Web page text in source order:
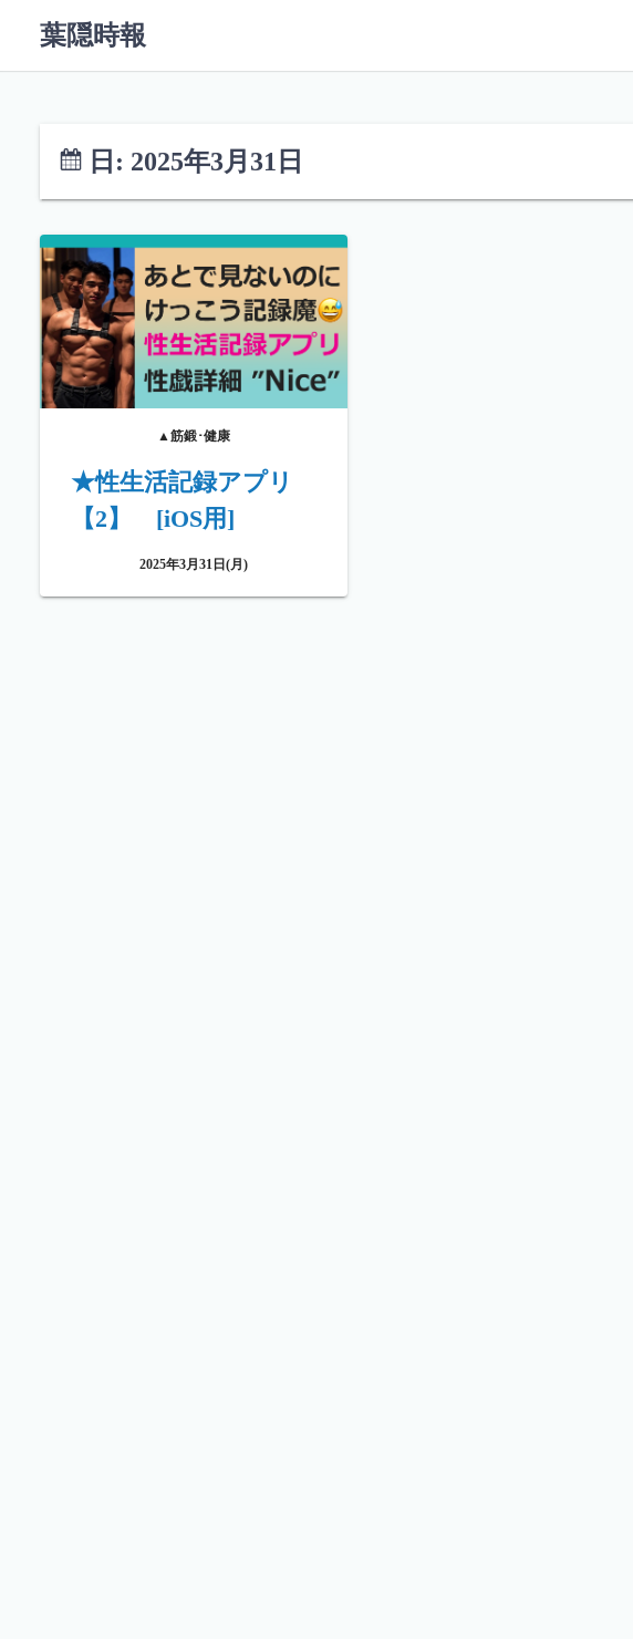
葉隠時報
日: 2025年3月31日
▲筋鍛･健康
★性生活記録アプリ
【2】 [iOS用]
2025年3月31日(月)